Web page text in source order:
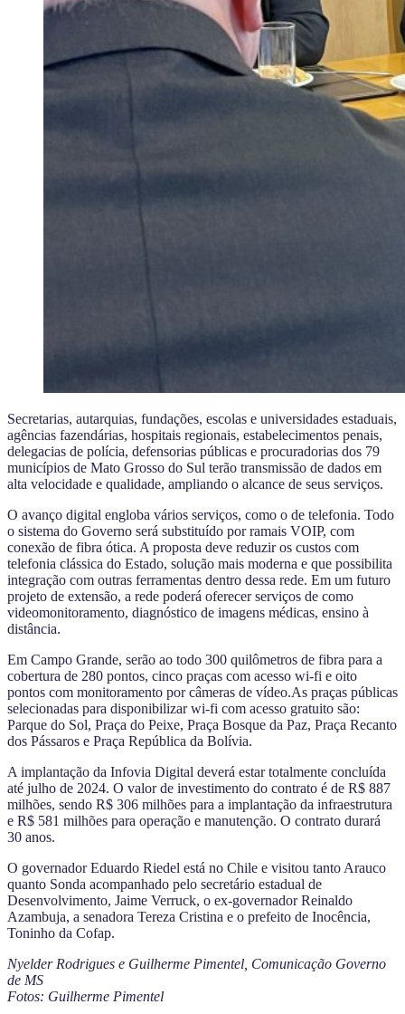
Secretarias, autarquias, fundações, escolas e universidades estaduais,
agências fazendárias, hospitais regionais, estabelecimentos penais,
delegacias de polícia, defensorias públicas e procuradorias dos 79
municípios de Mato Grosso do Sul terão transmissão de dados em
alta velocidade e qualidade, ampliando o alcance de seus serviços.
O avanço digital engloba vários serviços, como o de telefonia. Todo
o sistema do Governo será substituído por ramais VOIP, com
conexão de fibra ótica. A proposta deve reduzir os custos com
telefonia clássica do Estado, solução mais moderna e que possibilita
integração com outras ferramentas dentro dessa rede. Em um futuro
projeto de extensão, a rede poderá oferecer serviços de como
videomonitoramento, diagnóstico de imagens médicas, ensino à
distância.
Em Campo Grande, serão ao todo 300 quilômetros de fibra para a
cobertura de 280 pontos, cinco praças com acesso wi-fi e oito
pontos com monitoramento por câmeras de vídeo.As praças públicas
selecionadas para disponibilizar wi-fi com acesso gratuito são:
Parque do Sol, Praça do Peixe, Praça Bosque da Paz, Praça Recanto
dos Pássaros e Praça República da Bolívia.
A implantação da Infovia Digital deverá estar totalmente concluída
até julho de 2024. O valor de investimento do contrato é de R$ 887
milhões, sendo R$ 306 milhões para a implantação da infraestrutura
e R$ 581 milhões para operação e manutenção. O contrato durará
30 anos.
O governador Eduardo Riedel está no Chile e visitou tanto Arauco
quanto Sonda acompanhado pelo secretário estadual de
Desenvolvimento, Jaime Verruck, o ex-governador Reinaldo
Azambuja, a senadora Tereza Cristina e o prefeito de Inocência,
Toninho da Cofap.
Nyelder Rodrigues e Guilherme Pimentel, Comunicação Governo
de MS
Fotos: Guilherme Pimentel